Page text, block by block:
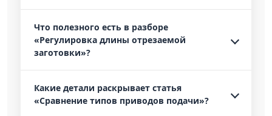
Что полезного есть в разборе
«Регулировка длины отрезаемой
заготовки»?
Какие детали раскрывает статья
«Сравнение типов приводов подачи»?